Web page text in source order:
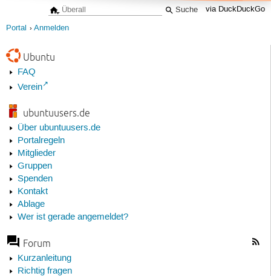
via DuckDuckGo
Portal Anmelden
Ubuntu
FAQ
Verein
ubuntuusers.de
Über ubuntuusers.de
Portalregeln
Mitglieder
Gruppen
Spenden
Kontakt
Ablage
Wer ist gerade angemeldet?
Forum
Kurzanleitung
Richtig fragen